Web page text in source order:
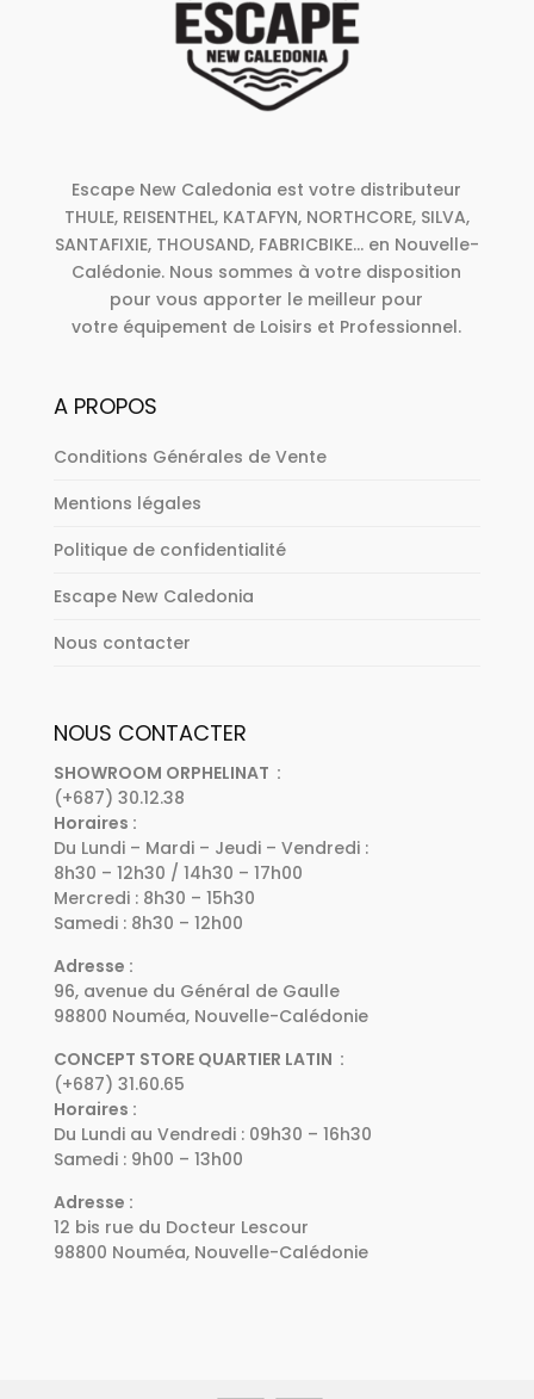
Escape New Caledonia est votre distributeur
THULE, REISENTHEL, KATAFYN, NORTHCORE, SILVA,
SANTAFIXIE, THOUSAND, FABRICBIKE... en Nouvelle-
Calédonie. Nous sommes à votre disposition
pour vous apporter le meilleur pour
votre équipement de Loisirs et Professionnel.
A PROPOS
Conditions Générales de Vente
Mentions légales
Politique de confidentialité
Escape New Caledonia
Nous contacter
NOUS CONTACTER
SHOWROOM ORPHELINAT :
(+687) 30.12.38
Horaires :
Du Lundi – Mardi – Jeudi – Vendredi :
8h30 – 12h30 / 14h30 – 17h00
Mercredi : 8h30 – 15h30
Samedi : 8h30 – 12h00
Adresse :
96, avenue du Général de Gaulle
98800 Nouméa, Nouvelle-Calédonie
CONCEPT STORE QUARTIER LATIN :
(+687) 31.60.65
Horaires :
Du Lundi au Vendredi : 09h30 – 16h30
Samedi : 9h00 – 13h00
Adresse :
12 bis rue du Docteur Lescour
98800 Nouméa, Nouvelle-Calédonie